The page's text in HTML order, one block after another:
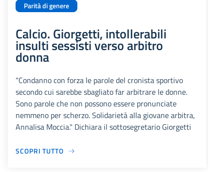
Parità di genere
Calcio. Giorgetti, intollerabili
insulti sessisti verso arbitro
donna
“Condanno con forza le parole del cronista sportivo
secondo cui sarebbe sbagliato far arbitrare le donne.
Sono parole che non possono essere pronunciate
nemmeno per scherzo. Solidarietà alla giovane arbitra,
Annalisa Moccia." Dichiara il sottosegretario Giorgetti
SCOPRI TUTTO